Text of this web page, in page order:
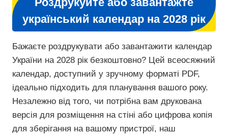
український календар на 2028 рік
Бажаєте роздрукувати або завантажити календар
України на 2028 рік безкоштовно? Цей всеосяжний
календар, доступний у зручному форматі PDF,
ідеально підходить для планування вашого року.
Незалежно від того, чи потрібна вам друкована
версія для розміщення на стіні або цифрова копія
для зберігання на вашому пристрої, наш